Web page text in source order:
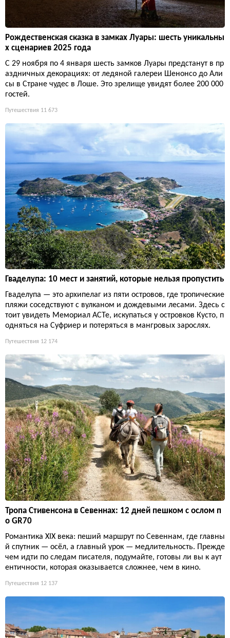
Рождественская сказка в замках Луары: шесть уникальны
х сценариев 2025 года
С 29 ноября по 4 января шесть замков Луары предстанут в пр
аздничных декорациях: от ледяной галереи Шенонсо до Али
сы в Стране чудес в Лоше. Это зрелище увидят более 200 000
гостей.
Путешествия 11 673
Гваделупа: 10 мест и занятий, которые нельзя пропустить
Гваделупа — это архипелаг из пяти островов, где тропические
пляжи соседствуют с вулканом и дождевыми лесами. Здесь с
тоит увидеть Мемориал ACTe, искупаться у островков Кусто, п
одняться на Суфриер и потеряться в мангровых зарослях.
Путешествия 12 174
Тропа Стивенсона в Севеннах: 12 дней пешком с ослом п
о GR70
Романтика XIX века: пеший маршрут по Севеннам, где главны
й спутник — осёл, а главный урок — медлительность. Прежде
чем идти по следам писателя, подумайте, готовы ли вы к аут
ентичности, которая оказывается сложнее, чем в кино.
Путешествия 12 137